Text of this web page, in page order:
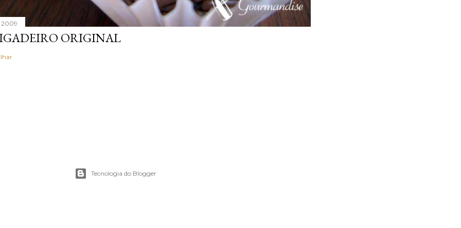
2009
ORIGINAL
Tecnologia do Blogger